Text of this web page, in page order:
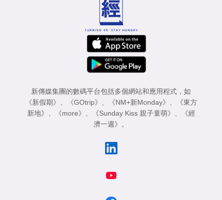
新傳媒集團的數碼平台包括多個網站和應用程式，如
《新假期》 、 《GOtrip》 、 《NM+新Monday》 、
《東方
新地》 、 《more》 、 《Sunday Kiss 親子童萌》 、
《經
濟一週》 。